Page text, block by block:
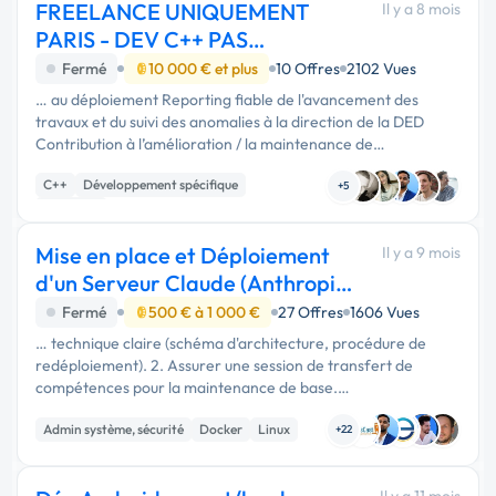
FREELANCE UNIQUEMENT
PARIS - DEV C++ PAS
D'AGENCE
Il y a 8 mois
Fermé 10 000 € et plus 10 Offres 2102 Vues
… au déploiement Reporting fiable de l'avancement des
travaux et du suivi des anomalies à la direction de la DED
Contribution à l’amélioration / la maintenance de
l’infrastructure de développement C/C++ Linux Jira Postgres
SQL Confluence CICD …
C++
Développement spécifique
+5
Mise en place et Déploiement
d'un Serveur Claude (Anthropic)
via Docke
Il y a 9 mois
Fermé 500 € à 1 000 € 27 Offres 1606 Vues
… technique claire (schéma d'architecture, procédure de
redéploiement). 2. Assurer une session de transfert de
compétences pour la maintenance de base.
________________________________________ Profil
Recherché • Expertise Indispensable : …
Admin système, sécurité Docker Linux +22